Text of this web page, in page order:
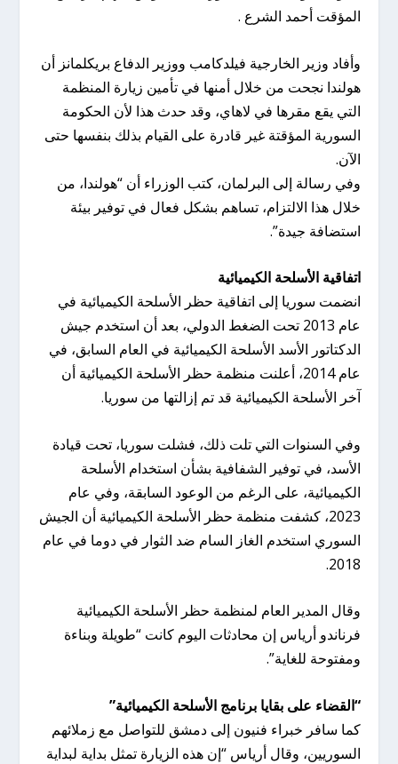
المؤقت أحمد الشرع .
وأفاد وزير الخارجية فيلدكامب ووزير الدفاع بريكلمانز أن
هولندا نجحت من خلال أمنها في تأمين زيارة المنظمة
التي يقع مقرها في لاهاي، وقد حدث هذا لأن الحكومة
السورية المؤقتة غير قادرة على القيام بذلك بنفسها حتى
الآن.
وفي رسالة إلى البرلمان، كتب الوزراء أن “هولندا، من
خلال هذا الالتزام، تساهم بشكل فعال في توفير بيئة
استضافة جيدة”.
اتفاقية الأسلحة الكيميائية
انضمت سوريا إلى اتفاقية حظر الأسلحة الكيميائية في
عام 2013 تحت الضغط الدولي، بعد أن استخدم جيش
الدكتاتور الأسد الأسلحة الكيميائية في العام السابق، في
عام 2014، أعلنت منظمة حظر الأسلحة الكيميائية أن
آخر الأسلحة الكيميائية قد تم إزالتها من سوريا.
وفي السنوات التي تلت ذلك، فشلت سوريا، تحت قيادة
الأسد، في توفير الشفافية بشأن استخدام الأسلحة
الكيميائية، على الرغم من الوعود السابقة، وفي عام
2023، كشفت منظمة حظر الأسلحة الكيميائية أن الجيش
السوري استخدم الغاز السام ضد الثوار في دوما في عام
2018.
وقال المدير العام لمنظمة حظر الأسلحة الكيميائية
فرناندو أرياس إن محادثات اليوم كانت “طويلة وبناءة
ومفتوحة للغاية”.
“القضاء على بقايا برنامج الأسلحة الكيميائية”
كما سافر خبراء فنيون إلى دمشق للتواصل مع زملائهم
السوريين، وقال أرياس “إن هذه الزيارة تمثل بداية لبداية